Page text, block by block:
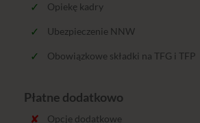
Opiekę kadry
Ubezpieczenie NNW
Obowiązkowe składki na TFG i TFP
Płatne dodatkowo
Opcje dodatkowe